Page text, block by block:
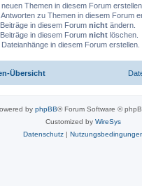
neuen Themen in diesem Forum erstellen.
Antworten zu Themen in diesem Forum
in diesem Forum nicht ändern.
in diesem Forum nicht löschen.
Dateianhänge in diesem Forum erstellen.
Übersicht
by phpBB® Forum Software ©
Customized by WireSys
Datenschutz|